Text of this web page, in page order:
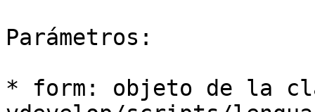
Parámetros:
* form: objeto de la